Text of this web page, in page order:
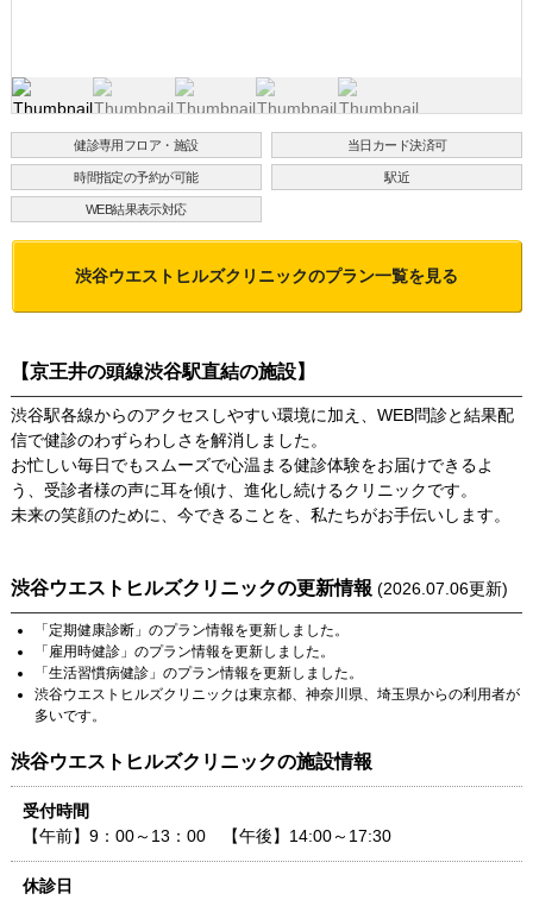
健診専用フロア・施設 当日カード決済可
時間指定の予約が可能 駅近
WEB結果表示対応
渋谷ウエストヒルズクリニックのプラン一覧を見る
【京王井の頭線渋谷駅直結の施設】
渋谷駅各線からのアクセスしやすい環境に加え、WEB問診と結果配
信で健診のわずらわしさを解消しました。
お忙しい毎日でもスムーズで心温まる健診体験をお届けできるよ
う、受診者様の声に耳を傾け、進化し続けるクリニックです。
未来の笑顔のために、今できることを、私たちがお手伝いします。
渋谷ウエストヒルズクリニックの更新情報 (2026.07.06更新)
「 定期健康診断」のプラン情報を更新しました。
「 雇用時健診」のプラン情報を更新しました。
「 生活習慣病健診」のプラン情報を更新しました。
渋谷ウエストヒルズクリニックは東京都、 神奈川県、 埼玉県からの利用者が
多いです。
渋谷ウエストヒルズクリニックの施設情報
受付時間
【午前】9：00～13：00 【午後】14:00～17:30
休診日